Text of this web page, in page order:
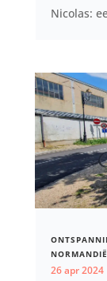
Nicolas:
26 apr 2024